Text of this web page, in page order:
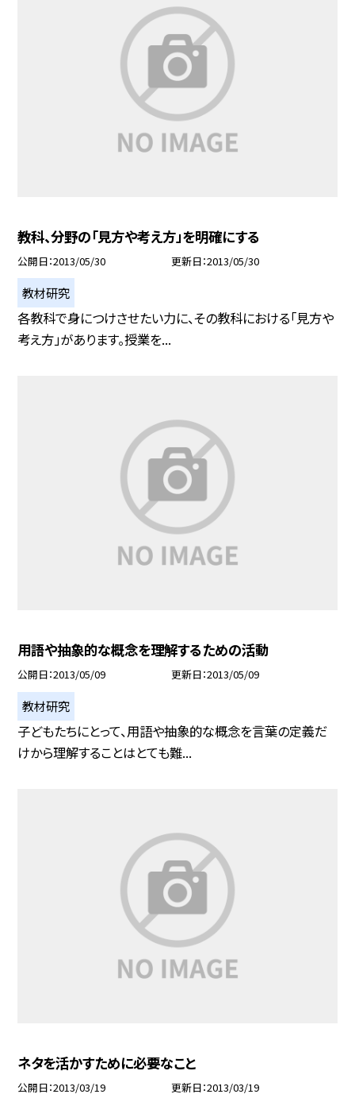
教科、分野の「見方や考え方」を明確にする
公開日 2013/05/30 更新日 2013/05/30
教材研究
各教科で身につけさせたい力に、その教科における「見方や
考え方」があります。授業を...
用語や抽象的な概念を理解するための活動
公開日 2013/05/09 更新日 2013/05/09
教材研究
子どもたちにとって、用語や抽象的な概念を言葉の定義だ
けから理解することはとても難...
ネタを活かすために必要なこと
公開日 2013/03/19 更新日 2013/03/19